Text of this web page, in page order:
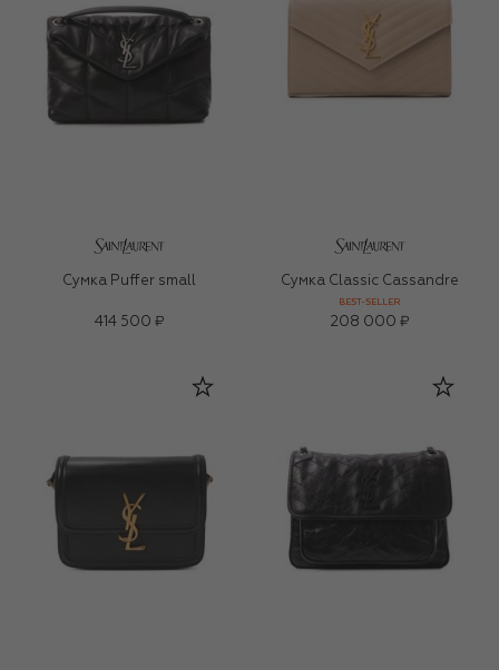
Сумка Puffer small
414 500 ₽
Сумка Classic Cassandre
BEST-SELLER
208 000 ₽